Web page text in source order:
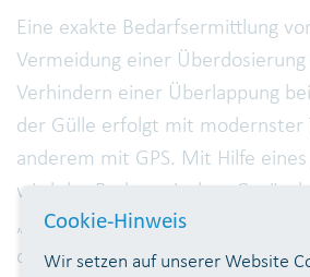
Eine exakte Bedarfsermittlung
Vermeidung einer Überdosierung
Verhindern einer Überlappung
der Gülle erfolgt mit modernster
anderem mit GPS. Mit Hilfe eines
wird der Boden mit dem Gerät
„aufgeschlitzt“, der natürlich
direkt darin eingearbeitet und
Cookie-Hinweis
Wir setzen auf unserer Website